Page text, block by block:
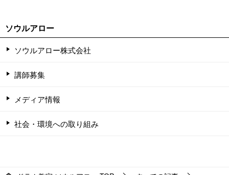
ソウルアロー
ソウルアロー株式会社
講師募集
メディア情報
社会・環境への取り組み